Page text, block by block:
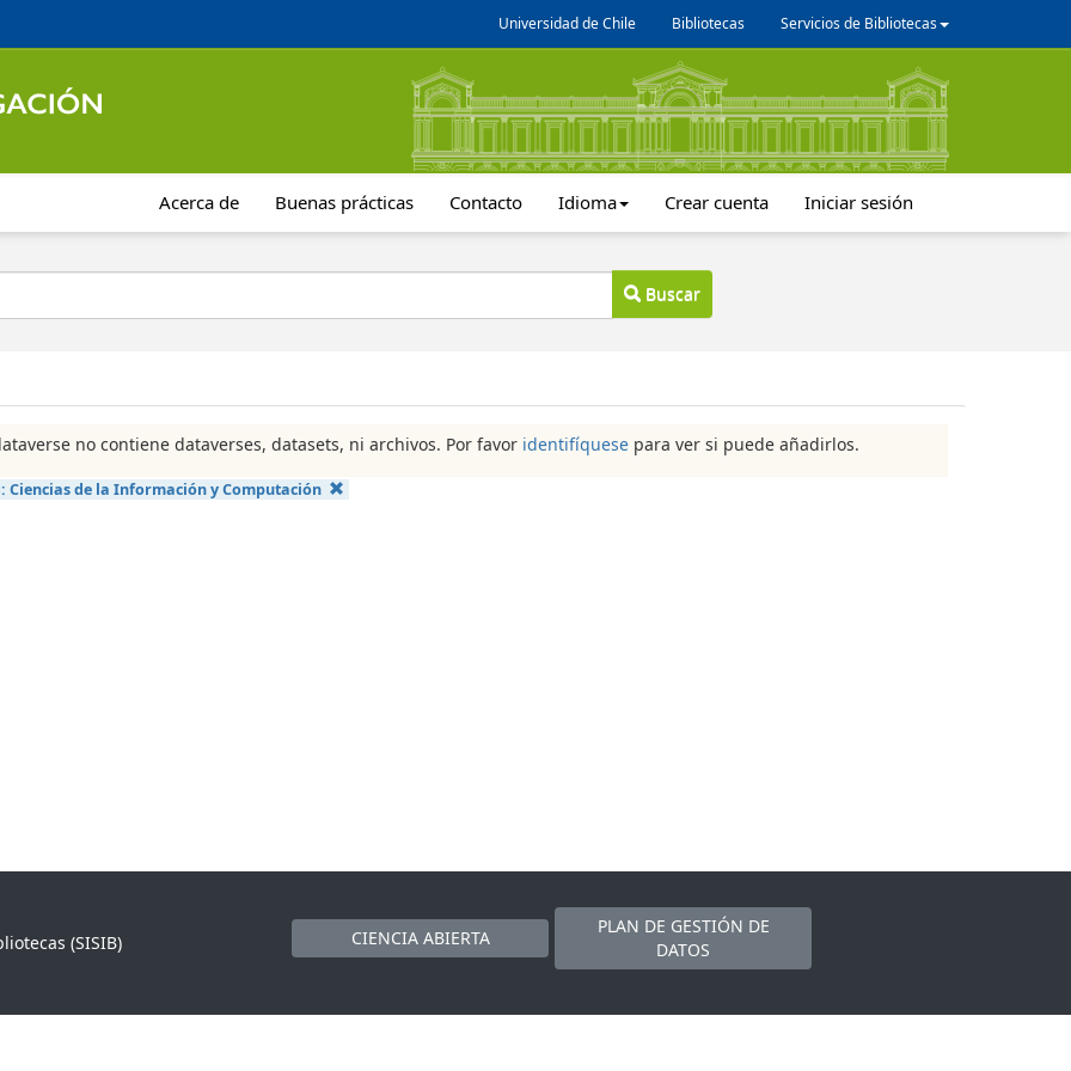
Universidad de Chile Bibliotecas Servicios de Bibliotecas
Acerca de Buenas prácticas Contacto Idioma Crear cuenta Iniciar sesión
Buscar
no contiene dataverses, datasets, ni archivos. Por favor identifíquese para ver si puede añadirlos.
Ciencias de la Información y Computación
(SISIB)
CIENCIA ABIERTA
PLAN DE GESTIÓN DE
DATOS